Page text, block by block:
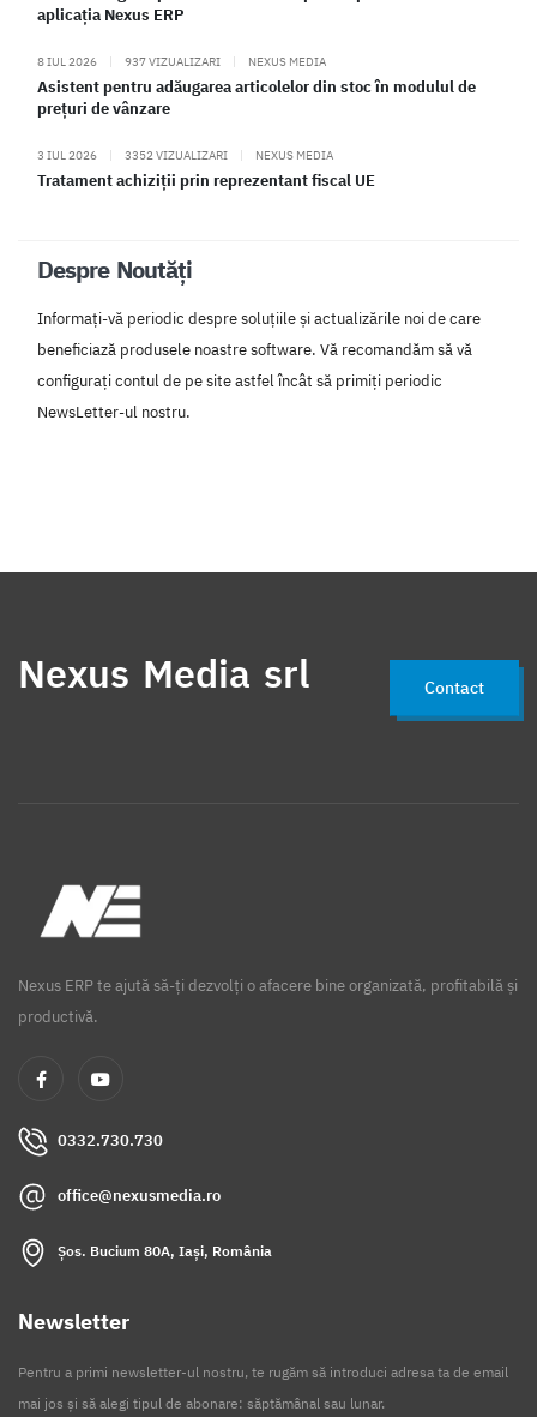
aplicația Nexus ERP
8 IUL 2026 | 937 VIZUALIZARI | NEXUS MEDIA
Asistent pentru adăugarea articolelor din stoc în modulul de
prețuri de vânzare
3 IUL 2026 | 3352 VIZUALIZARI | NEXUS MEDIA
Tratament achiziții prin reprezentant fiscal UE
Despre Noutăți
Informați-vă periodic despre soluțiile și actualizările noi de care
beneficiază produsele noastre software. Vă recomandăm să vă
configurați contul de pe site astfel încât să primiți periodic
NewsLetter-ul nostru.
Nexus Media srl Contact
Nexus ERP te ajută să-ți dezvolți o afacere bine organizată, profitabilă și
productivă.
0332.730.730
office@nexusmedia.ro
Șos. Bucium 80A, Iași, România
Newsletter
Pentru a primi newsletter-ul nostru, te rugăm să introduci adresa ta de email
mai jos și să alegi tipul de abonare: săptămânal sau lunar.